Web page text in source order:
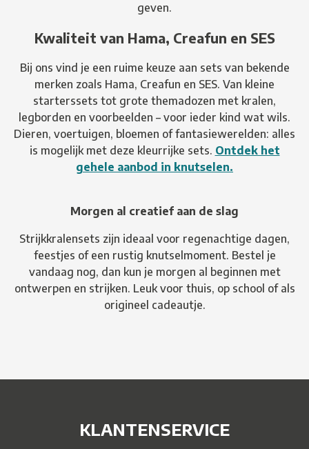
geven.
Kwaliteit van Hama, Creafun en SES
Bij ons vind je een ruime keuze aan sets van bekende
merken zoals Hama, Creafun en SES. Van kleine
starterssets tot grote themadozen met kralen,
legborden en voorbeelden – voor ieder kind wat wils.
Dieren, voertuigen, bloemen of fantasiewerelden: alles
is mogelijk met deze kleurrijke sets. Ontdek het
gehele aanbod in knutselen.
Morgen al creatief aan de slag
Strijkkralensets zijn ideaal voor regenachtige dagen,
feestjes of een rustig knutselmoment. Bestel je
vandaag nog, dan kun je morgen al beginnen met
ontwerpen en strijken. Leuk voor thuis, op school of als
origineel cadeautje.
KLANTENSERVICE